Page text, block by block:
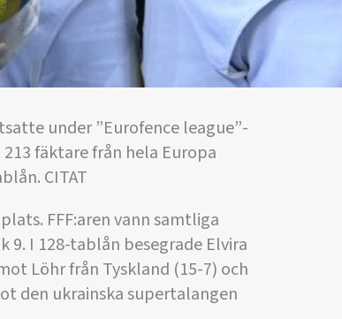
under ”Eurofence league”-
fäktare från hela Europa
CITAT
FFF:aren vann samtliga
I 128-tablån besegrade Elvira
Löhr från Tyskland (15-7) och
den ukrainska supertalangen